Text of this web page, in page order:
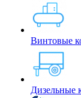
Винтовые
Дизельные